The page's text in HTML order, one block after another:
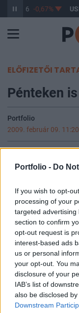
Portfolio - Do
If you wish to opt-
processing of your
targeted
section to confirm
opt-out request is
interest-based ads
us or personal
your opt-out. You
disclosure of your
IAB’s list of
also be disclosed
Downstream
362,96 -0,67%
ELŐFIZETŐI
Pénteken
Portfolio
2009. február 09. 11:20
február 6.-án 90
A Pannon-Váltó
118,318 darabra
KEDVES
A keresett cikk
tartozik,
regisztrációhoz
Az előfizetés a